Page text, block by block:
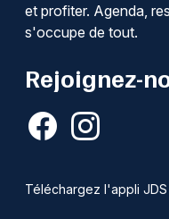
et profiter. Agenda,
s'occupe de tout.
Rejoignez-
Téléchargez l'appli JDS